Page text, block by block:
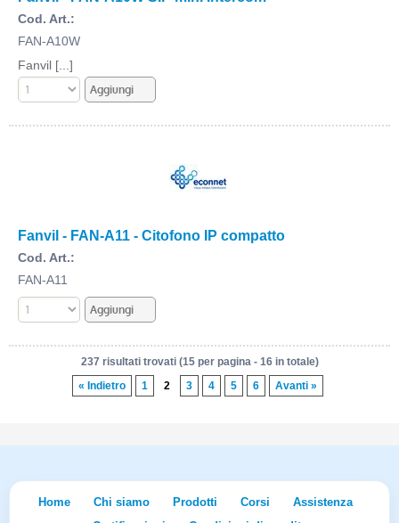
Cod. Art.:
FAN-A10W
Fanvil [...]
Fanvil - FAN-A11 - Citofono IP compatto
Cod. Art.:
FAN-A11
237 risultati trovati (15 per pagina - 16 in totale)
« Indietro
1 2 3 4 5 6 Avanti »
Home Chi siamo Prodotti Corsi
Assistenza